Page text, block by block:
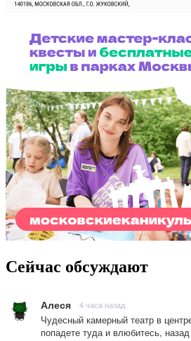
Сейчас обсуждают
Алеся 4 часа назад
Чудесный камерный театр в
попадете туда и влюбитесь,